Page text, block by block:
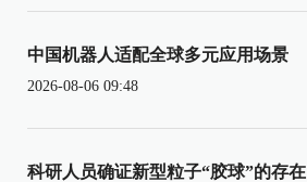
中国机器人适配全球多元应用场景
2026-08-06 09:48
科研人员确证新型粒子“胶球”的存在